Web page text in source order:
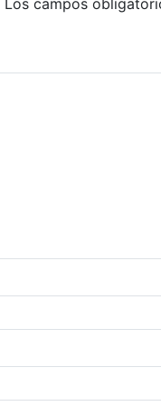
Los campos